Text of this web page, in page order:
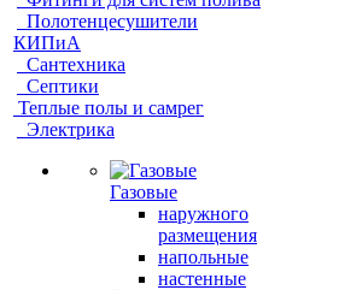
Полотенцесушители
КИПиА
Сантехника
Септики
Теплые полы и самрег
Электрика
Газовые
наружного
размещения
напольные
настенные